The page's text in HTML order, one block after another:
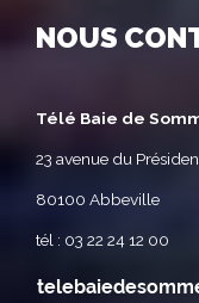
NOUS
Télé Baie de
23 avenue du
80100 Abbeville
tél : 03 22 24 12 00